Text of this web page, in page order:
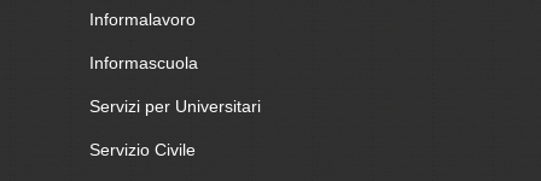
Informalavoro
Informascuola
Servizi per Universitari
Servizio Civile